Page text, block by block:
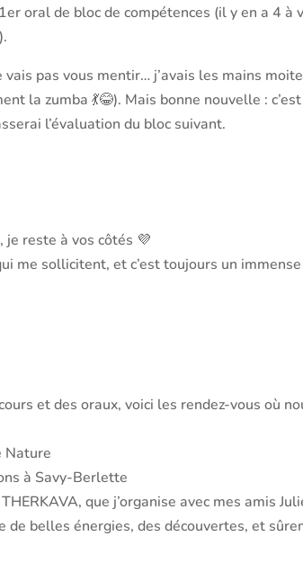
oral de bloc de compétences (il y en a 4
vais pas vous mentir… j’avais les mains
la zumba 💃😂). Mais bonne nouvelle :
l’évaluation du bloc suivant.
reste à vos côtés 💜
me sollicitent, et c’est toujours un
et des oraux, voici les rendez-vous où
Nature
à Savy-Berlette
que j’organise avec mes amis
de belles énergies, des découvertes, et